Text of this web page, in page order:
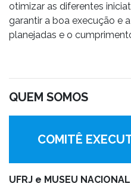
otimizar as diferentes
garantir a boa execução e
planejadas e o
QUEM SOMOS
COMITÊ
UFRJ e MUSEU NACIONAL